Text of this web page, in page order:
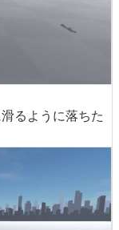
るように落ちた